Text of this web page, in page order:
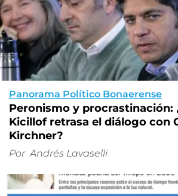
Panorama Político Bonaerense
Peronismo y procrastinación:
Kicillof retrasa el diálogo con
Kirchner?
Por Andrés Lavaselli